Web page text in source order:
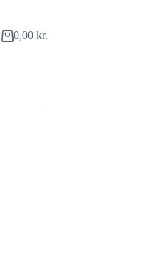
Indkøbskurv
0,00 kr.